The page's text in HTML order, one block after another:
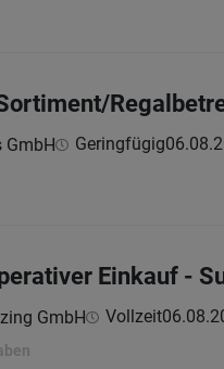
GmbH Geringfügig
Einkauf -
GmbH Vollzeit